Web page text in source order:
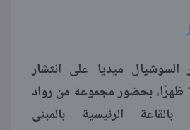
السوشيال ميديا على انتشار
الكتاب»، الساعة 11 ظهرًا، بحضور مجموعة من رواد
بالقاعة الرئيسية بالمبنى